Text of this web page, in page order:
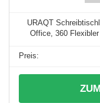
URAQT
Office, 360 Flexibler